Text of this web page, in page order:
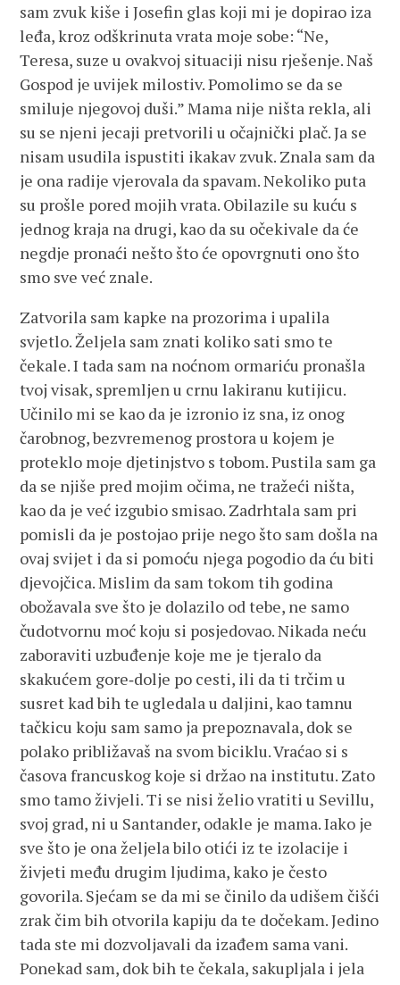
sam zvuk kiše i Josefin glas koji mi je dopirao iza
leđa, kroz odškrinuta vrata moje sobe: “Ne,
Teresa, suze u ovakvoj situaciji nisu rješenje. Naš
Gospod je uvijek milostiv. Pomolimo se da se
smiluje njegovoj duši.” Mama nije ništa rekla, ali
su se njeni jecaji pretvorili u očajnički plač. Ja se
nisam usudila ispustiti ikakav zvuk. Znala sam da
je ona radije vjerovala da spavam. Nekoliko puta
su prošle pored mojih vrata. Obilazile su kuću s
jednog kraja na drugi, kao da su očekivale da će
negdje pronaći nešto što će opovrgnuti ono što
smo sve već znale.
Zatvorila sam kapke na prozorima i upalila
svjetlo. Željela sam znati koliko sati smo te
čekale. I tada sam na noćnom ormariću pronašla
tvoj visak, spremljen u crnu lakiranu kutijicu.
Učinilo mi se kao da je izronio iz sna, iz onog
čarobnog, bezvremenog prostora u kojem je
proteklo moje djetinjstvo s tobom. Pustila sam ga
da se njiše pred mojim očima, ne tražeći ništa,
kao da je već izgubio smisao. Zadrhtala sam pri
pomisli da je postojao prije nego što sam došla na
ovaj svijet i da si pomoću njega pogodio da ću biti
djevojčica. Mislim da sam tokom tih godina
obožavala sve što je dolazilo od tebe, ne samo
čudotvornu moć koju si posjedovao. Nikada neću
zaboraviti uzbuđenje koje me je tjeralo da
skakućem gore‑dolje po cesti, ili da ti trčim u
susret kad bih te ugledala u daljini, kao tamnu
tačkicu koju sam samo ja prepoznavala, dok se
polako približavaš na svom biciklu. Vraćao si s
časova francuskog koje si držao na institutu. Zato
smo tamo živjeli. Ti se nisi želio vratiti u Sevillu,
svoj grad, ni u Santander, odakle je mama. Iako je
sve što je ona željela bilo otići iz te izolacije i
živjeti među drugim ljudima, kako je često
govorila. Sjećam se da mi se činilo da udišem čišći
zrak čim bih otvorila kapiju da te dočekam. Jedino
tada ste mi dozvoljavali da izađem sama vani.
Ponekad sam, dok bih te čekala, sakupljala i jela